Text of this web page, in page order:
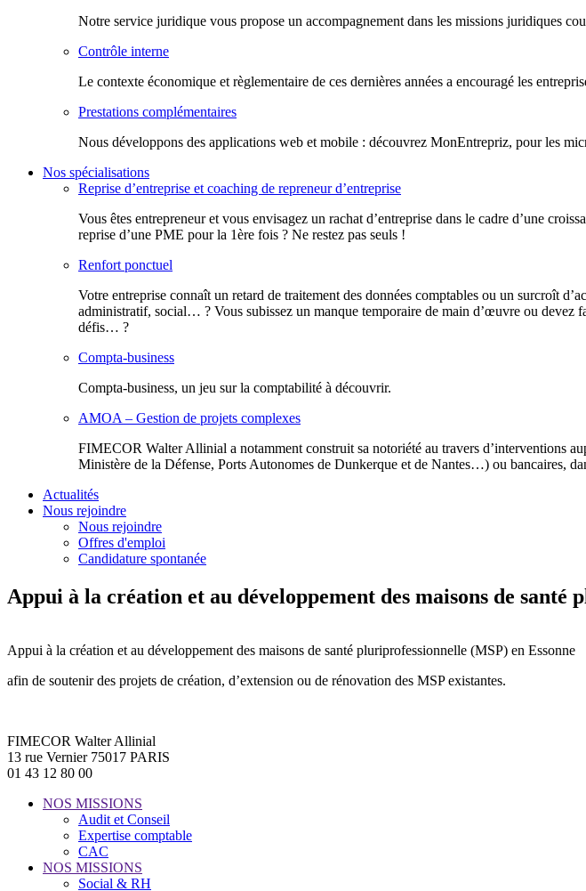
Notre service juridique vous propose un accompagnement dans les missions juridiques
Contrôle interne
Le contexte économique et règlementaire de ces dernières années a encouragé les
Prestations complémentaires
Nous développons des applications web et mobile : découvrez MonEntrepriz, pour les
Nos spécialisations
Reprise d’entreprise et coaching de repreneur d’entreprise
Vous êtes entrepreneur et vous envisagez un rachat d’entreprise dans le cadre d’une
reprise d’une PME pour la 1ère fois ? Ne restez pas seuls !
Renfort ponctuel
Votre entreprise connaît un retard de traitement des données comptables ou un surcroît
administratif, social… ? Vous subissez un manque temporaire de main d’œuvre ou devez
défis… ?
Compta-business
Compta-business, un jeu sur la comptabilité à découvrir.
AMOA – Gestion de projets complexes
FIMECOR Walter Allinial a notamment construit sa notoriété au travers d’interventions
Ministère de la Défense, Ports Autonomes de Dunkerque et de Nantes…) ou bancaires,
Actualités
Nous rejoindre
Nous rejoindre
Offres d'emploi
Candidature spontanée
Appui à la création et au développement des maisons de santé
Appui à la création et au développement des maisons de santé pluriprofessionnelle (MSP) en Essonne
afin de soutenir des projets de création, d’extension ou de rénovation des MSP existantes.
FIMECOR Walter Allinial
13 rue Vernier 75017 PARIS
01 43 12 80 00
NOS MISSIONS
Audit et Conseil
Expertise comptable
CAC
NOS MISSIONS
Social & RH